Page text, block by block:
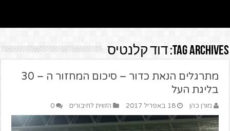
Tag Archives: דוד קלנטיס
מתרגלים הנאת כדור – סיכום המחזור ה – 30
בליגת העל
מורן כהן 18 באפריל 2017 הזווית לחיבורים 0